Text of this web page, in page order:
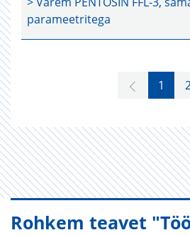
parameetritega
1
Rohkem teavet